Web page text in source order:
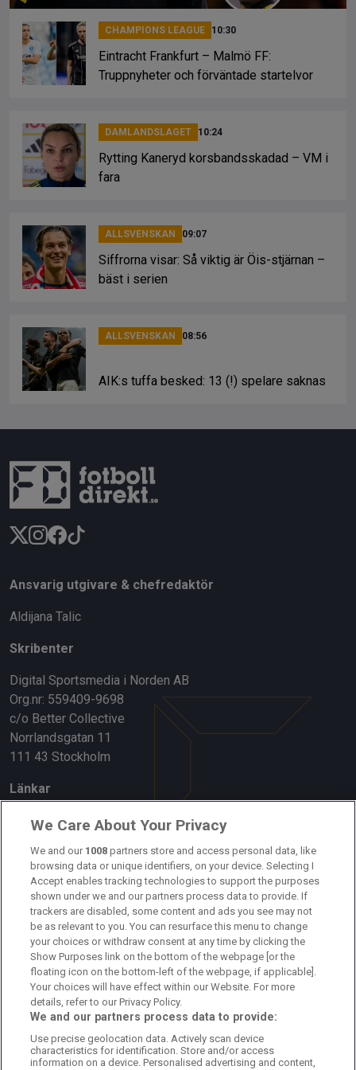
CHAMPIONS LEAGUE 10:30
Eintracht Frankfurt – Malmö FF:
Truppnyheter och förväntade startelvor
DAMLANDSLAGET 10:24
Rytting Kaneryd korsbandsskadad – VM i
fara
ALLSVENSKAN 09:07
Siffrorna visar: Så viktig är Öis-stjärnan –
bäst i serien
ALLSVENSKAN 08:56
AIK:s tuffa besked: 13 (!) spelare saknas
Ansvarig utgivare & chefredaktör
Aldijana Talic
Skribenter
Digital Sportsmedia i Norden AB
Org.nr: 559409-9698
c/o Better Collective
Norrlandsgatan 11
111 43 Stockholm
Länkar
Om oss
Kontakta oss
Kundtjänst
Sponsor: Rekatochklart
Annonsera på Fotbolldirekt
Redaktionell policy
Personuppgiftspolicy
Cookiepolicy
We Care About Your Privacy
We and our 1008 partners store and access personal data, like
browsing data or unique identifiers, on your device. Selecting I
Accept enables tracking technologies to support the purposes
shown under we and our partners process data to provide. If
trackers are disabled, some content and ads you see may not
be as relevant to you. You can resurface this menu to change
your choices or withdraw consent at any time by clicking the
Show Purposes link on the bottom of the webpage [or the
floating icon on the bottom-left of the webpage, if applicable].
Your choices will have effect within our Website. For more
details, refer to our Privacy Policy.
We and our partners process data to provide:
Use precise geolocation data. Actively scan device
characteristics for identification. Store and/or access
information on a device. Personalised advertising and content,